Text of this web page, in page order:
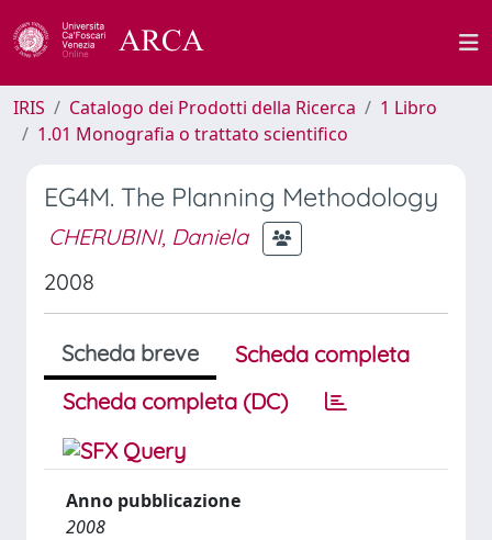
IRIS Catalogo dei Prodotti della Ricerca
1 Libro
1.01 Monografia o trattato scientifico
EG4M. The Planning Methodology
CHERUBINI, Daniela
2008
Scheda breve
Scheda completa
Scheda completa (DC)
Anno pubblicazione
2008